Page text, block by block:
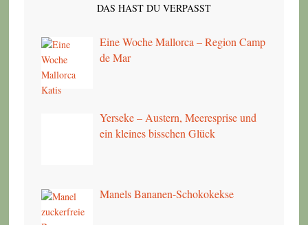
DAS HAST DU VERPASST
Eine Woche Mallorca – Region Camp
de Mar
Yerseke – Austern, Meeresprise und
ein kleines bisschen Glück
Manels Bananen-Schokokekse